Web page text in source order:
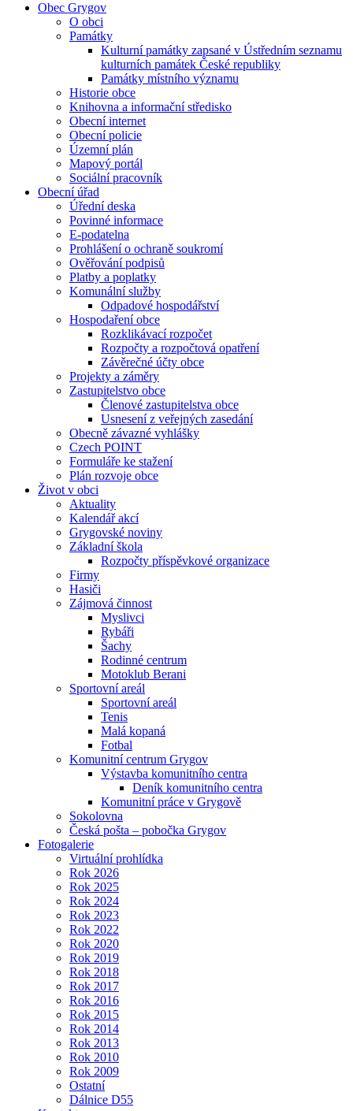
Obec Grygov
O obci
Památky
Kulturní památky zapsané v Ústředním seznamu
kulturních památek České republiky
Památky místního významu
Historie obce
Knihovna a informační středisko
Obecní internet
Obecní policie
Územní plán
Mapový portál
Sociální pracovník
Obecní úřad
Úřední deska
Povinné informace
E-podatelna
Prohlášení o ochraně soukromí
Ověřování podpisů
Platby a poplatky
Komunální služby
Odpadové hospodářství
Hospodaření obce
Rozklikávací rozpočet
Rozpočty a rozpočtová opatření
Závěrečné účty obce
Projekty a záměry
Zastupitelstvo obce
Členové zastupitelstva obce
Usnesení z veřejných zasedání
Obecně závazné vyhlášky
Czech POINT
Formuláře ke stažení
Plán rozvoje obce
Život v obci
Aktuality
Kalendář akcí
Grygovské noviny
Základní škola
Rozpočty příspěvkové organizace
Firmy
Hasiči
Zájmová činnost
Myslivci
Rybáři
Šachy
Rodinné centrum
Motoklub Berani
Sportovní areál
Sportovní areál
Tenis
Malá kopaná
Fotbal
Komunitní centrum Grygov
Výstavba komunitního centra
Deník komunitního centra
Komunitní práce v Grygově
Sokolovna
Česká pošta – pobočka Grygov
Fotogalerie
Virtuální prohlídka
Rok 2026
Rok 2025
Rok 2024
Rok 2023
Rok 2022
Rok 2020
Rok 2019
Rok 2018
Rok 2017
Rok 2016
Rok 2015
Rok 2014
Rok 2013
Rok 2010
Rok 2009
Ostatní
Dálnice D55